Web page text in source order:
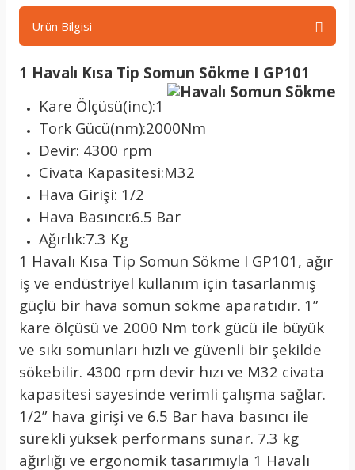
Ürün Bilgisi
1 Havalı Kısa Tip Somun Sökme I GP101
Kare Ölçüsü(inc):1
Tork Gücü(nm):2000Nm
Devir: 4300 rpm
Civata Kapasitesi:M32
Hava Girişi: 1/2
Hava Basıncı:6.5 Bar
Ağırlık:7.3 Kg
1 Havalı Kısa Tip Somun Sökme I GP101, ağır
iş ve endüstriyel kullanım için tasarlanmış
güçlü bir hava somun sökme aparatıdır. 1”
kare ölçüsü ve 2000 Nm tork gücü ile büyük
ve sıkı somunları hızlı ve güvenli bir şekilde
sökebilir. 4300 rpm devir hızı ve M32 civata
kapasitesi sayesinde verimli çalışma sağlar.
1/2” hava girişi ve 6.5 Bar hava basıncı ile
sürekli yüksek performans sunar. 7.3 kg
ağırlığı ve ergonomik tasarımıyla 1 Havalı